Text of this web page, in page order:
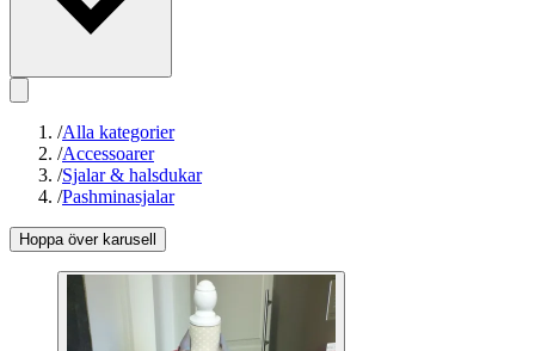
/Alla kategorier
/Accessoarer
/Sjalar & halsdukar
/Pashminasjalar
Hoppa över karusell